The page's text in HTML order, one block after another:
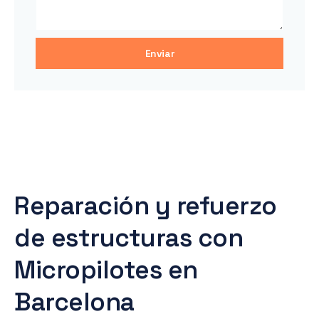
Enviar
Reparación y refuerzo
de estructuras con
Micropilotes en
Barcelona